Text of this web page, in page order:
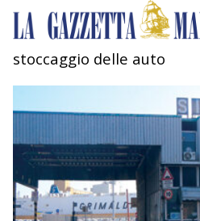
AMBIENTE
MOBILITÀ
INDUSTRIA
RICERCA
stoccaggio delle auto